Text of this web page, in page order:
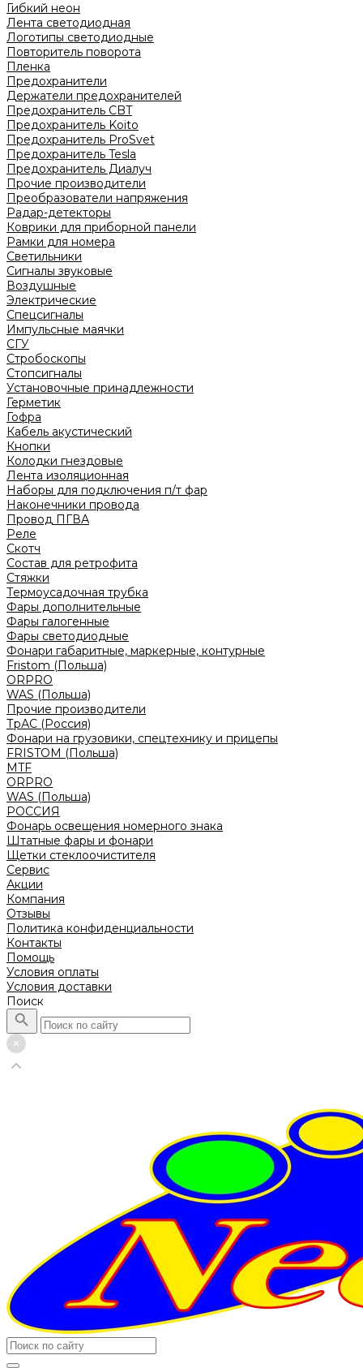
Гибкий неон
Лента светодиодная
Логотипы светодиодные
Повторитель поворота
Пленка
Предохранители
Держатели предохранителей
Предохранитель CBT
Предохранитель Koito
Предохранитель ProSvet
Предохранитель Tesla
Предохранитель Диалуч
Прочие производители
Преобразователи напряжения
Радар-детекторы
Коврики для приборной панели
Рамки для номера
Светильники
Сигналы звуковые
Воздушные
Электрические
Спецсигналы
Импульсные маячки
СГУ
Стробоскопы
Стопсигналы
Установочные принадлежности
Герметик
Гофра
Кабель акустический
Кнопки
Колодки гнездовые
Лента изоляционная
Наборы для подключения п/т фар
Наконечники провода
Провод ПГВА
Реле
Скотч
Состав для ретрофита
Стяжки
Термоусадочная трубка
Фары дополнительные
Фары галогенные
Фары светодиодные
Фонари габаритные, маркерные, контурные
Fristom (Польша)
ORPRO
WAS (Польша)
Прочие производители
ТрАС (Россия)
Фонари на грузовики, спецтехнику и прицепы
FRISTOM (Польша)
MTF
ORPRO
WAS (Польша)
РОССИЯ
Фонарь освещения номерного знака
Штатные фары и фонари
Щетки стеклоочистителя
Сервис
Акции
Компания
Отзывы
Политика конфиденциальности
Контакты
Помощь
Условия оплаты
Условия доставки
Поиск